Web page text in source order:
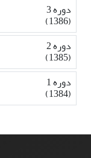
دوره 3
(1386)
دوره 2
(1385)
دوره 1
(1384)